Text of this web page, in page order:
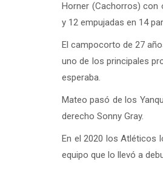
Horner (Cachorros) con
y 12 empujadas en 14
El campocorto de 27
uno de los principales
esperaba.
Mateo pasó de los
derecho Sonny Gray.
En el 2020 los Atléticos
equipo que lo llevó a